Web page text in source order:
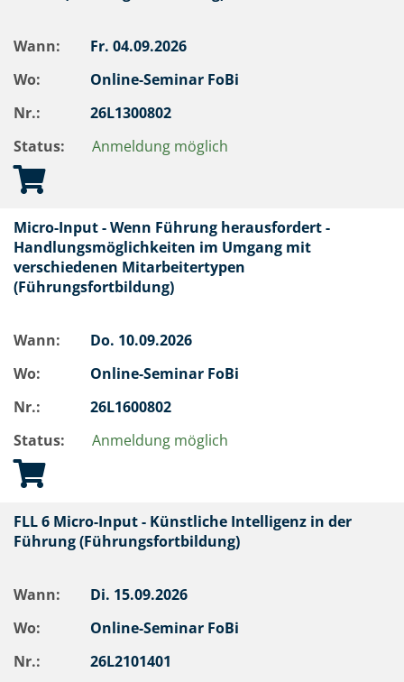
Wann: Fr. 04.09.2026
Wo:
Online-Seminar FoBi
Nr.:
26L1300802
Status:
Anmeldung möglich
Micro-Input - Wenn Führung herausfordert -
Handlungsmöglichkeiten im Umgang mit
verschiedenen Mitarbeitertypen
(Führungsfortbildung)
Wann: Do. 10.09.2026
Wo:
Online-Seminar FoBi
Nr.:
26L1600802
Status:
Anmeldung möglich
FLL 6 Micro-Input - Künstliche Intelligenz in der
Führung (Führungsfortbildung)
Wann: Di. 15.09.2026
Wo:
Online-Seminar FoBi
Nr.:
26L2101401